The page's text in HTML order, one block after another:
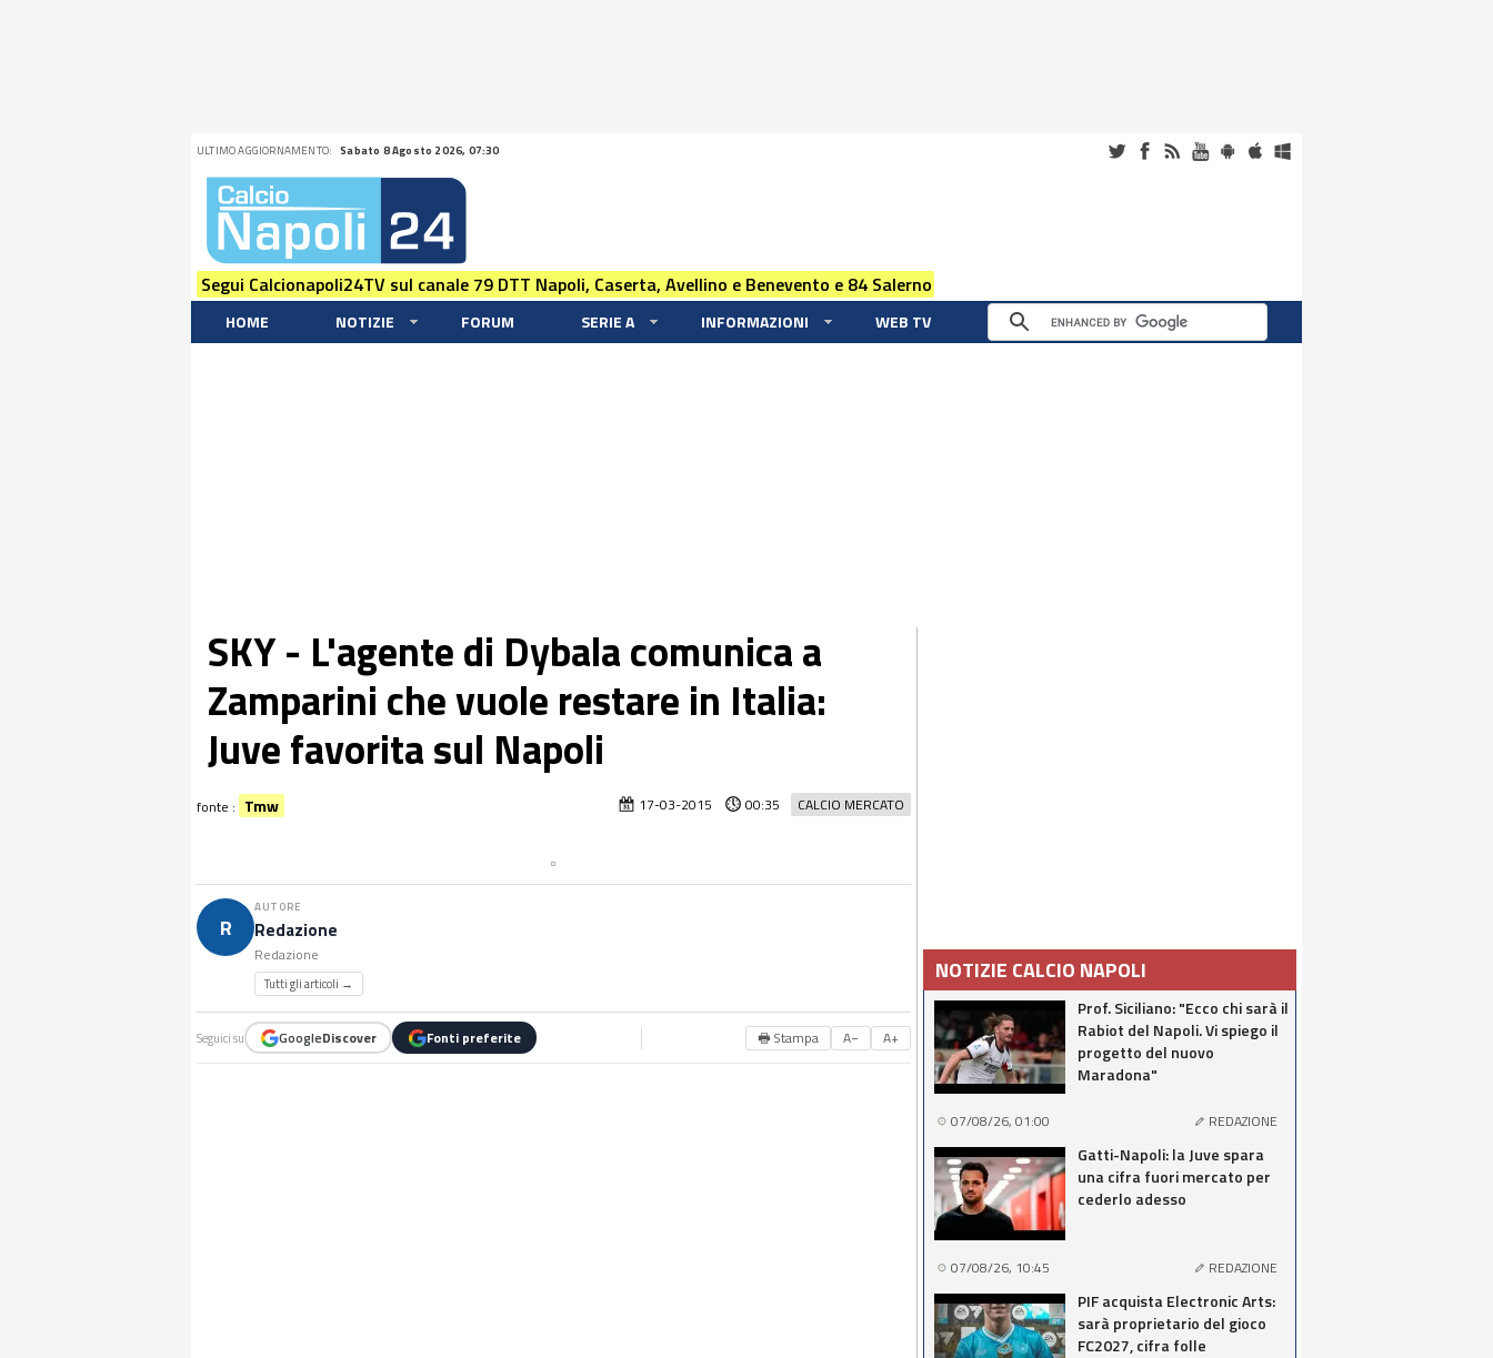
ULTIMO AGGIORNAMENTO: Sabato 8 Agosto 2026, 07:30
Segui Calcionapoli24TV sul canale 79 DTT Napoli, Caserta, Avellino e Benevento e 84 Salerno
HOME NOTIZIE FORUM SERIE A INFORMAZIONI WEB TV
SKY - L'agente di Dybala comunica a
Zamparini che vuole restare in Italia:
Juve favorita sul Napoli
CALCIO MERCATO
17-03-2015 00:35
fonte : Tmw
R
AUTORE
Redazione
Redazione
Tutti gli articoli →
Seguici su GoogleDiscover Fonti preferite 🖶 Stampa A− A+
NOTIZIE CALCIO NAPOLI
Prof. Siciliano: "Ecco chi sarà il
Rabiot del Napoli. Vi spiego il
progetto del nuovo
Maradona"
07/08/26, 01:00 REDAZIONE
Gatti-Napoli: la Juve spara
una cifra fuori mercato per
cederlo adesso
07/08/26, 10:45 REDAZIONE
PIF acquista Electronic Arts:
sarà proprietario del gioco
FC2027, cifra folle